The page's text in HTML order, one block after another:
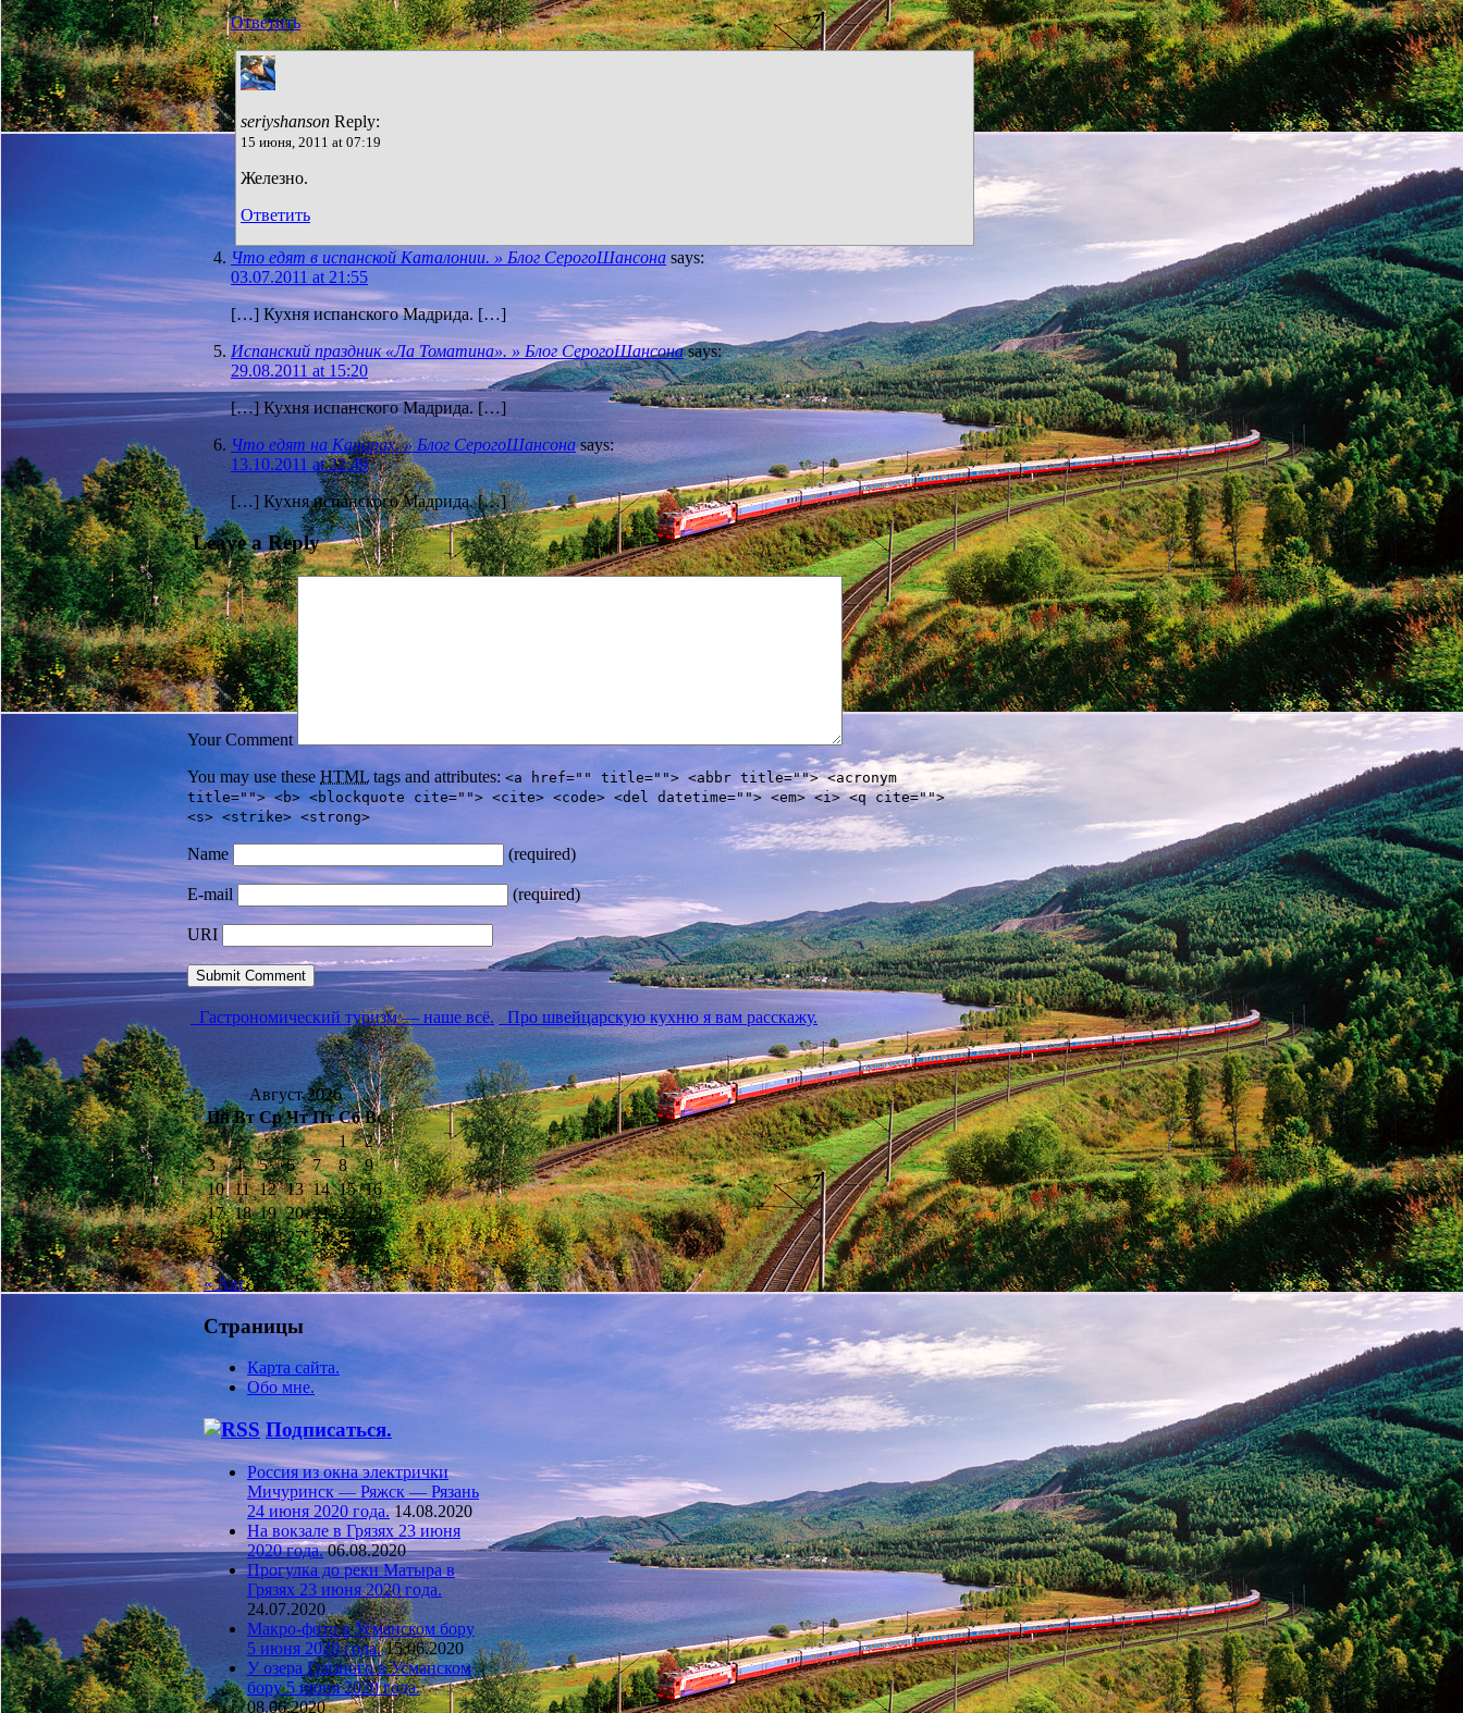
Ответить
seriyshanson Reply:
15 июня, 2011 at 07:19
Железно.
Ответить
Что едят в испанской Каталонии. » Блог СерогоШансона says:
03.07.2011 at 21:55
[…] Кухня испанского Мадрида. […]
Испанский праздник «Ла Томатина». » Блог СерогоШансона says:
29.08.2011 at 15:20
[…] Кухня испанского Мадрида. […]
Что едят на Канарах. » Блог СерогоШансона says:
13.10.2011 at 22:49
[…] Кухня испанского Мадрида. […]
Leave a Reply
Your Comment
You may use these HTML tags and attributes: <a href="" title=""> <abbr title=""> <acronym
title=""> <b> <blockquote cite=""> <cite> <code> <del datetime=""> <em> <i> <q cite="">
<s> <strike> <strong>
Name (required)
E-mail (required)
URI
Гастрономический туризм — наше всё. Про швейцарскую кухню я вам расскажу.
Август 2026
Пн Вт Ср Чт Пт Сб Вс
1
2
3
4 5 6 7 8
9
10 11 12 13 14 15 16
17 18 19 20 21 22 23
24 25 26 27 28 29 30
31
« Авг
Страницы
Карта сайта.
Обо мне.
Подписаться.
Россия из окна электрички
Мичуринск — Ряжск — Рязань
24 июня 2020 года. 14.08.2020
На вокзале в Грязях 23 июня
2020 года. 06.08.2020
Прогулка до реки Матыра в
Грязях 23 июня 2020 года.
24.07.2020
Макро-фото в Усманском бору
5 июня 2020 года. 15.06.2020
У озера Грязного в Усманском
бору 5 июня 2020 года.
08.06.2020